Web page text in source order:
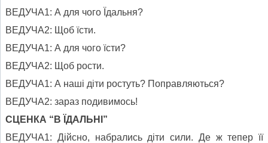
ВЕДУЧА1: А для чого Їдальня?
ВЕДУЧА2: Щоб їсти.
ВЕДУЧА1: А для чого їсти?
ВЕДУЧА2: Щоб рости.
ВЕДУЧА1: А наші діти ростуть? Поправляються?
ВЕДУЧА2: зараз подивимось!
СЦЕНКА “В ЇДАЛЬНІ”
ВЕДУЧА1: Дійсно, набрались діти сили. Де ж тепер її